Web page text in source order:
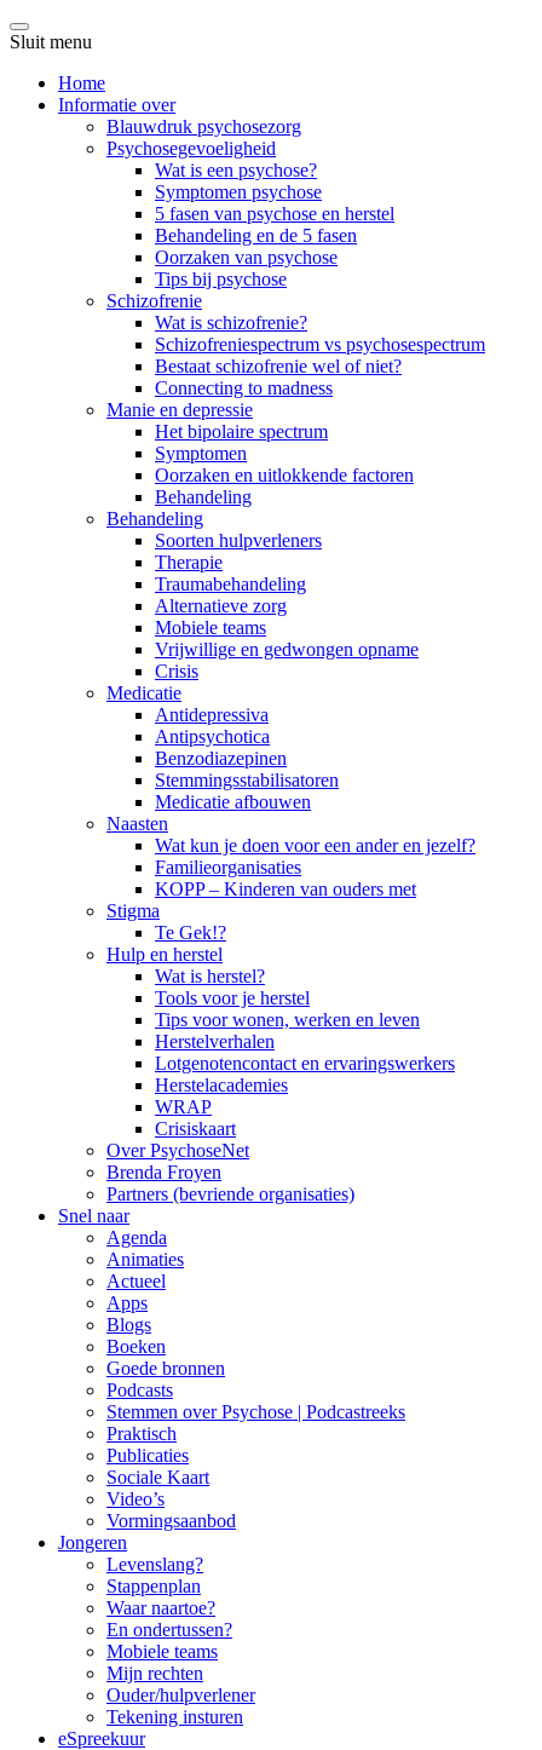
Sluit menu
Home
Informatie over
Blauwdruk psychosezorg
Psychosegevoeligheid
Wat is een psychose?
Symptomen psychose
5 fasen van psychose en herstel
Behandeling en de 5 fasen
Oorzaken van psychose
Tips bij psychose
Schizofrenie
Wat is schizofrenie?
Schizofreniespectrum vs psychosespectrum
Bestaat schizofrenie wel of niet?
Connecting to madness
Manie en depressie
Het bipolaire spectrum
Symptomen
Oorzaken en uitlokkende factoren
Behandeling
Behandeling
Soorten hulpverleners
Therapie
Traumabehandeling
Alternatieve zorg
Mobiele teams
Vrijwillige en gedwongen opname
Crisis
Medicatie
Antidepressiva
Antipsychotica
Benzodiazepinen
Stemmingsstabilisatoren
Medicatie afbouwen
Naasten
Wat kun je doen voor een ander en jezelf?
Familieorganisaties
KOPP – Kinderen van ouders met
Stigma
Te Gek!?
Hulp en herstel
Wat is herstel?
Tools voor je herstel
Tips voor wonen, werken en leven
Herstelverhalen
Lotgenotencontact en ervaringswerkers
Herstelacademies
WRAP
Crisiskaart
Over PsychoseNet
Brenda Froyen
Partners (bevriende organisaties)
Snel naar
Agenda
Animaties
Actueel
Apps
Blogs
Boeken
Goede bronnen
Podcasts
Stemmen over Psychose | Podcastreeks
Praktisch
Publicaties
Sociale Kaart
Video’s
Vormingsaanbod
Jongeren
Levenslang?
Stappenplan
Waar naartoe?
En ondertussen?
Mobiele teams
Mijn rechten
Ouder/hulpverlener
Tekening insturen
eSpreekuur